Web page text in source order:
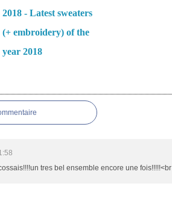
2018 - Latest sweaters
(+ embroidery) of the
year 2018
tres bel ensemble encore une